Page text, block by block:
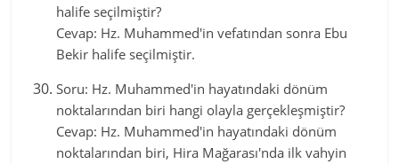
halife seçilmiştir?
Cevap: Hz. Muhammed'in vefatından sonra Ebu
Bekir halife seçilmiştir.
Soru: Hz. Muhammed'in hayatındaki dönüm
noktalarından biri hangi olayla gerçekleşmiştir?
Cevap: Hz. Muhammed'in hayatındaki dönüm
noktalarından biri, Hira Mağarası'nda ilk vahyin